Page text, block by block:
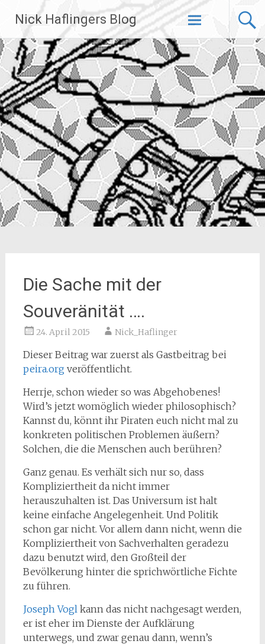
Inhalt
springen
Nick Haflingers Blog
Die Sache mit der
Souveränität ….
24. April 2015 Nick_Haflinger
Dieser Beitrag war zuerst als Gastbeitrag bei
peira.org veröffentlicht.
Herrje, schon wieder so was Abgehobenes!
Wird’s jetzt womöglich wieder philosophisch?
Kannst du, könnt ihr Piraten euch nicht mal zu
konkreten politischen Problemen äußern?
Solchen, die die Menschen auch berühren?
Ganz genau. Es verhält sich nur so, dass
Kompliziertheit da nicht immer
herauszuhalten ist. Das Universum ist halt
keine einfache Angelegenheit. Und Politik
schon gar nicht. Vor allem dann nicht, wenn die
Kompliziertheit von Sachverhalten geradezu
dazu benutzt wird, den Großteil der
Bevölkerung hinter die sprichwörtliche Fichte
zu führen.
Joseph Voglkann das nicht nachgesagt werden,
er ist eher im Dienste der Aufklärung
unterwegs, und zwar genau dann, wenn’s